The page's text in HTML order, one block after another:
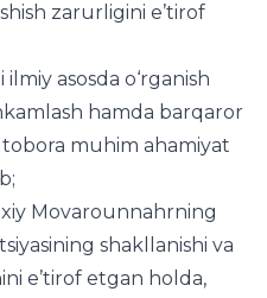
zarurligini e’tirof
asosda o‘rganish
hamda barqaror
muhim ahamiyat
Movarounnahrning
shakllanishi va
e’tirof etgan holda,